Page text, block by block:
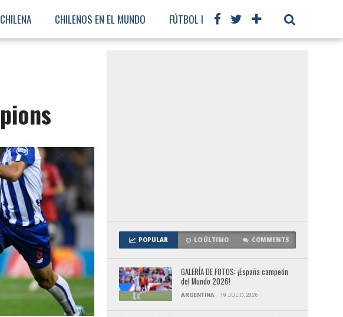
CHILENOS EN EL MUNDO FÚTBOL INTERNACIONAL
POPULAR LO ÚLTIMO COMMENTS
GALERÍA DE FOTOS: ¡España campeón
del Mundo 2026!
ARGENTINA 19 JULIO, 2026